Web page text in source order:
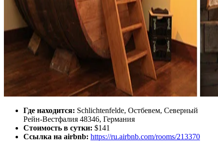
Где находится: Schlichtenfelde, Остбевем, Северный
Рейн-Вестфалия 48346, Германия
Стоимость в сутки: $141
Ссылка на airbnb: https://ru.airbnb.com/rooms/213370